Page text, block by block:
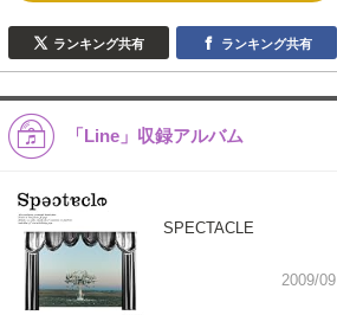
ランキング共有 ランキング共有
「Line」収録アルバム
SPECTACLE
2009/09